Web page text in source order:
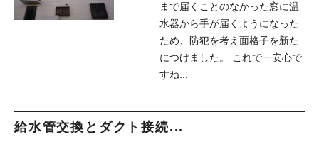
まで届くことのなかった窓に温
水器から手が届くようになった
ため、防犯を考え面格子を新た
につけました。 これで一安心で
すね...
給水管交換とダクト接続...